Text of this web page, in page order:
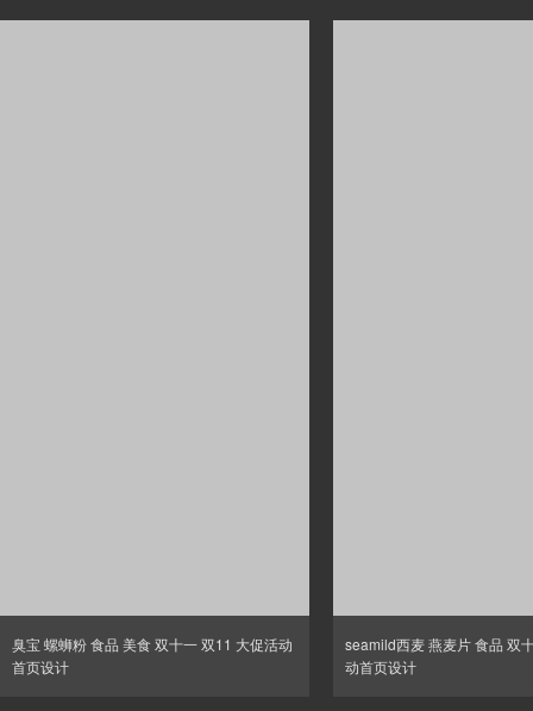
臭宝 螺蛳粉 食品 美食 双十一 双11 大促活动
首页设计
seamild西麦 燕麦片 食品 双
动首页设计